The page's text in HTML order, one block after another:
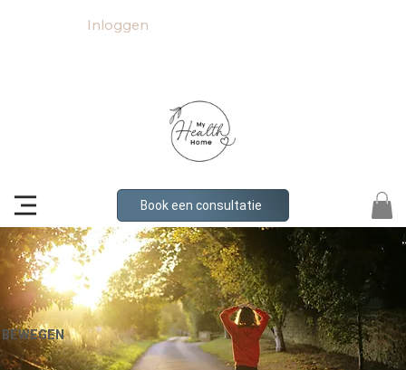
Inloggen
Book een consultatie
BEWEGEN